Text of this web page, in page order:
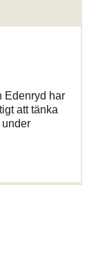
Edenryd har
att tänka
under